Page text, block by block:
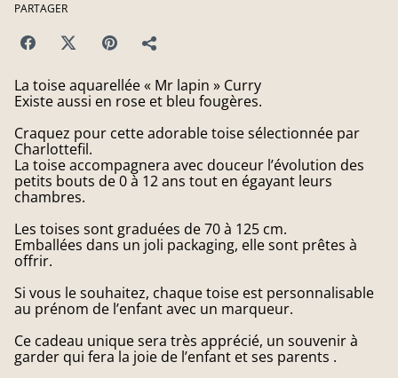
PARTAGER
La toise aquarellée « Mr lapin » Curry
Existe aussi en rose et bleu fougères.
Craquez pour cette adorable toise sélectionnée par
Charlottefil.
La toise accompagnera avec douceur l’évolution des
petits bouts de 0 à 12 ans tout en égayant leurs
chambres.
Les toises sont graduées de 70 à 125 cm.
Emballées dans un joli packaging, elle sont prêtes à
offrir.
Si vous le souhaitez, chaque toise est personnalisable
au prénom de l’enfant avec un marqueur.
Ce cadeau unique sera très apprécié, un souvenir à
garder qui fera la joie de l’enfant et ses parents .